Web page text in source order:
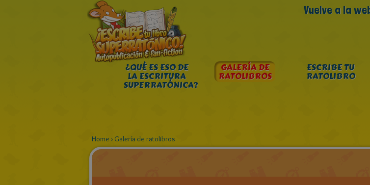
Vuelve a la
¿QUÉ ES ESO DE
LA ESCRITURA
SUPERRATÓNICA?
GALERÍA DE
RATOLIBROS
ESCRIBE TU
RATOLIBRO
Home › Galería de ratolibros